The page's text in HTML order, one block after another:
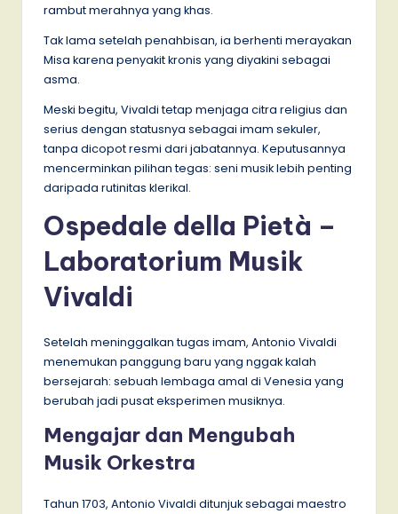
rambut merahnya yang khas.
Tak lama setelah penahbisan, ia berhenti merayakan
Misa karena penyakit kronis yang diyakini sebagai
asma.
Meski begitu, Vivaldi tetap menjaga citra religius dan
serius dengan statusnya sebagai imam sekuler,
tanpa dicopot resmi dari jabatannya. Keputusannya
mencerminkan pilihan tegas: seni musik lebih penting
daripada rutinitas klerikal.
Ospedale della Pietà –
Laboratorium Musik
Vivaldi
Setelah meninggalkan tugas imam, Antonio Vivaldi
menemukan panggung baru yang nggak kalah
bersejarah: sebuah lembaga amal di Venesia yang
berubah jadi pusat eksperimen musiknya.
Mengajar dan Mengubah
Musik Orkestra
Tahun 1703, Antonio Vivaldi ditunjuk sebagai maestro